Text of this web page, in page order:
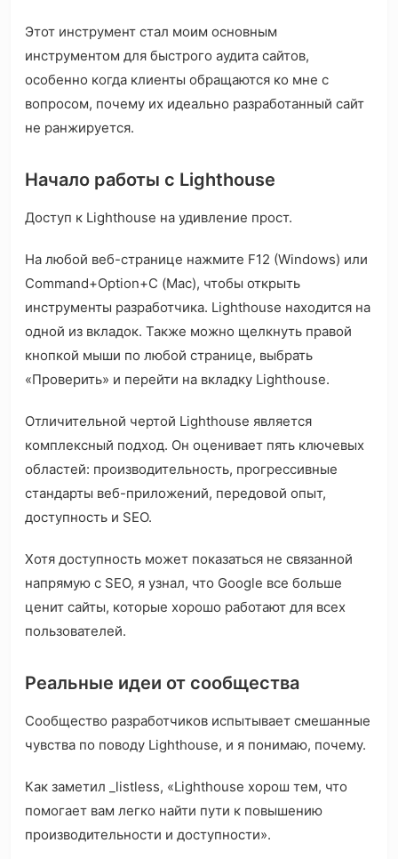
Этот инструмент стал моим основным
инструментом для быстрого аудита сайтов,
особенно когда клиенты обращаются ко мне с
вопросом, почему их идеально разработанный сайт
не ранжируется.
Начало работы с Lighthouse
Доступ к Lighthouse на удивление прост.
На любой веб-странице нажмите F12 (Windows) или
Command+Option+C (Mac), чтобы открыть
инструменты разработчика. Lighthouse находится на
одной из вкладок. Также можно щелкнуть правой
кнопкой мыши по любой странице, выбрать
«Проверить» и перейти на вкладку Lighthouse.
Отличительной чертой Lighthouse является
комплексный подход. Он оценивает пять ключевых
областей: производительность, прогрессивные
стандарты веб-приложений, передовой опыт,
доступность и SEO.
Хотя доступность может показаться не связанной
напрямую с SEO, я узнал, что Google все больше
ценит сайты, которые хорошо работают для всех
пользователей.
Реальные идеи от сообщества
Сообщество разработчиков испытывает смешанные
чувства по поводу Lighthouse, и я понимаю, почему.
Как заметил _listless, «Lighthouse хорош тем, что
помогает вам легко найти пути к повышению
производительности и доступности».